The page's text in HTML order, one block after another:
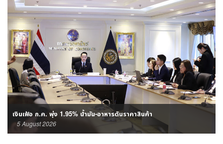
เงินเฟ้อ ก.ค. พุ่ง 1.95% น้ำมัน-อาหารดันราคาสินค้า
5 August 2026